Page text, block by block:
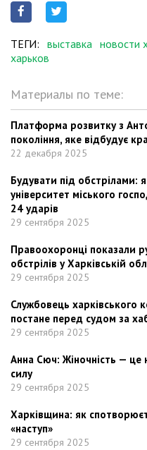
ТЕГИ: выставка новости
харьков
Материалы по теме:
Платформа розвитку з
покоління, яке відбудує
22 декабря 2025
Будувати під обстрілами:
університет міського
24 ударів
29 сентября 2025
Правоохоронці показали
обстрілів у Харківській
29 сентября 2025
Службовець харківського
постане перед судом за
29 сентября 2025
Анна Сюч: Жіночність — це
силу
29 сентября 2025
Харківщина: як
«наступ»
29 сентября 2025